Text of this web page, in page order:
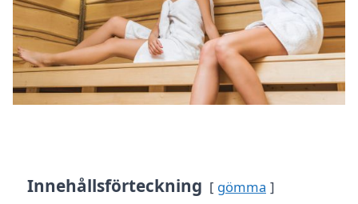
Innehållsförteckning gömma